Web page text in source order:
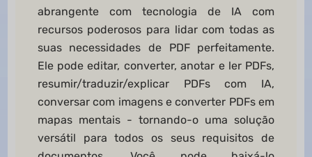
abrangente com tecnologia de IA com
recursos poderosos para lidar com todas as
suas necessidades de PDF perfeitamente.
Ele pode editar, converter, anotar e ler PDFs,
resumir/traduzir/explicar PDFs com IA,
conversar com imagens e converter PDFs em
mapas mentais - tornando-o uma solução
versátil para todos os seus requisitos de